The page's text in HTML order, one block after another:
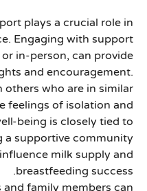
plays a crucial role in
Engaging with support
in-person, can provide
and encouragement.
others who are in similar
feelings of isolation and
being is closely tied to
a supportive community
milk supply and
breastfeeding success.
family members can